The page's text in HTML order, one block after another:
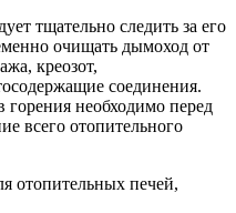
тщательно следить за его
очищать дымоход от
креозот,
соединения.
необходимо перед
всего отопительного
отопительных печей,